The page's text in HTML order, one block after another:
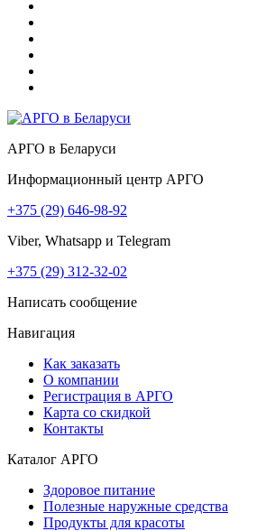
АРГО в Беларуси
Информационный центр АРГО
+375 (29) 646-98-92
Viber, Whatsapp и Telegram
+375 (29) 312-32-02
Написать сообщение
Навигация
Как заказать
О компании
Регистрация в АРГО
Карта со скидкой
Контакты
Каталог АРГО
Здоровое питание
Полезные наружные средства
Продукты для красоты